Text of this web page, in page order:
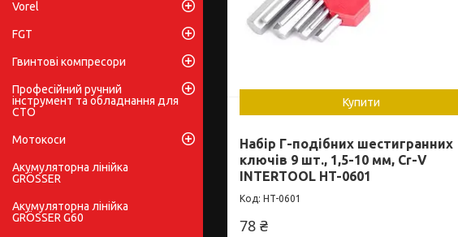
Купити
Набір Г-подібних шестигранних
ключів 9 шт., 1,5-10 мм, Cr-V
INTERTOOL HT-0601
HT-0601
78 ₴
Vorel
FGT
Гвинтові компресори
Професійний ручний
інструмент та обладнання для
СТО
Мотокоси
Акумуляторна лінійка
GRÖSSER
Акумуляторна лінійка
GRÖSSER G60